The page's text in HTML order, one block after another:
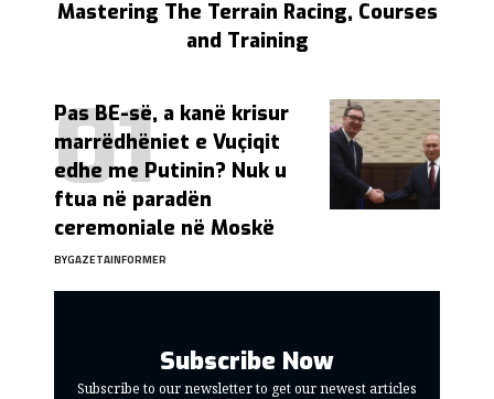
Mastering The Terrain Racing, Courses
and Training
Pas BE-së, a kanë krisur
marrëdhëniet e Vuçiqit
edhe me Putinin? Nuk u
ftua në paradën
ceremoniale në Moskë
BYGAZETAINFORMER
Subscribe Now
Subscribe to our newsletter to get our newest articles